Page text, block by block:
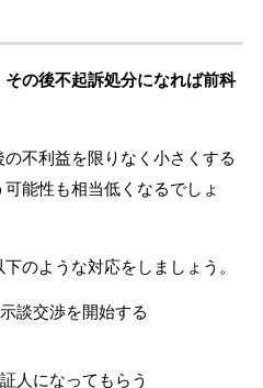
の後不起訴処分になれば前科
不利益を限りなく小さくする
能性も相当低くなるでしょ
のような対応をしましょう。
談交渉を開始する
人になってもらう